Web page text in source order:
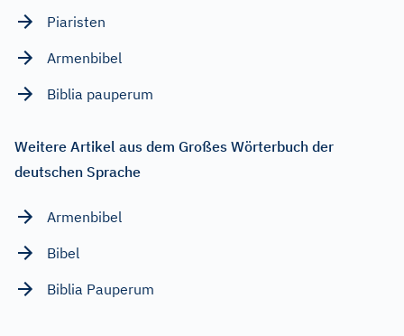
Piaristen
Armenbibel
Biblia pauperum
Weitere Artikel aus dem Großes Wörterbuch der
deutschen Sprache
Armenbibel
Bibel
Biblia Pauperum